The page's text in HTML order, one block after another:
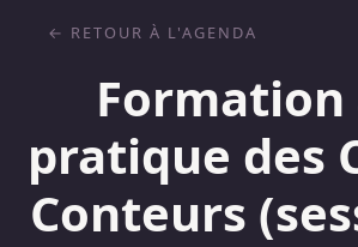
Formation
pratique des
Conteurs
RETOUR À L'AGENDA